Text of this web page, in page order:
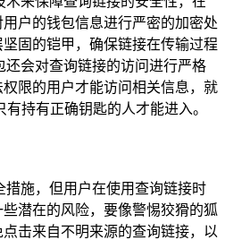
户的钱包信息进行严密的加密处
固的铠甲，确保链接在传输过程
还会对查询链接的访问进行严格
限的用户才能访问相关信息，就
持有正确钥匙的人才能进入。
措施，但用户在使用查询链接时
潜在的风险，要像警惕狡猾的狐
击来自不明来源的查询链接，以